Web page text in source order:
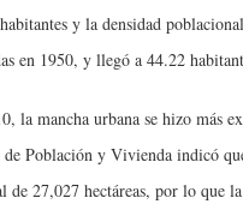
y la densidad
en 1950, y llegó a 44.22
la mancha urbana se hizo más
de Población y Vivienda indicó
de 27,027 hectáreas, por lo que